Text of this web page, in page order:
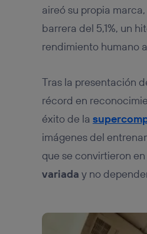
aireó su propia
barrera del 5,1%, un
rendimiento humano
Tras la presentación
récord en
éxito de la
imágenes del
que se convirtieron
variada y no